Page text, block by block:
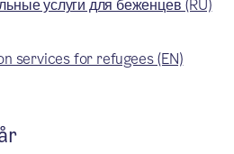
услуги для беженцев (RU)
services for refugees (EN)